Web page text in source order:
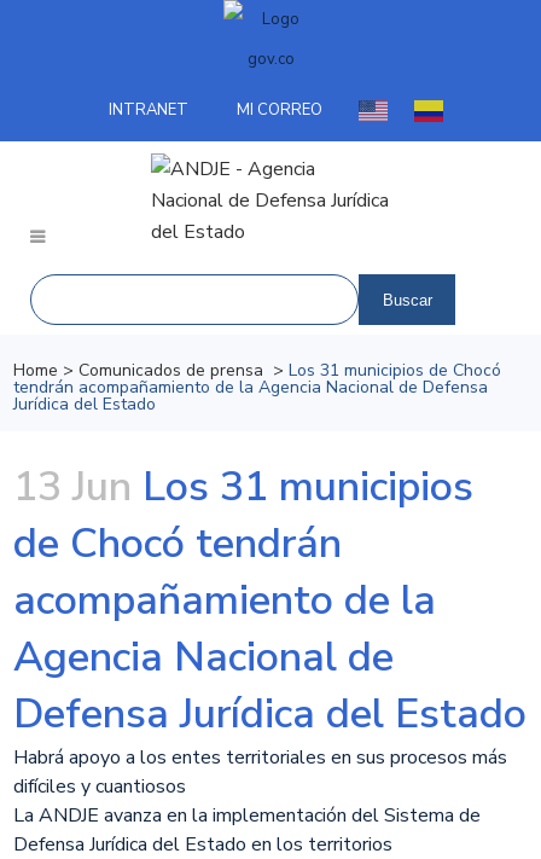
INTRANET MI CORREO
Home >Comunicados de prensa >Los 31 municipios de Chocó
tendrán acompañamiento de la Agencia Nacional de Defensa
Jurídica del Estado
13 Jun Los 31 municipios
de Chocó tendrán
acompañamiento de la
Agencia Nacional de
Defensa Jurídica del Estado
Habrá apoyo a los entes territoriales en sus procesos más
difíciles y cuantiosos
La ANDJE avanza en la implementación del Sistema de
Defensa Jurídica del Estado en los territorios